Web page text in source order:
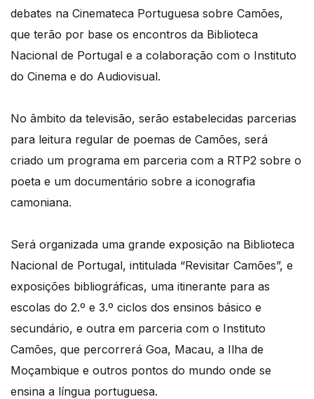
debates na Cinemateca Portuguesa sobre Camões,
que terão por base os encontros da Biblioteca
Nacional de Portugal e a colaboração com o Instituto
do Cinema e do Audiovisual.
No âmbito da televisão, serão estabelecidas parcerias
para leitura regular de poemas de Camões, será
criado um programa em parceria com a RTP2 sobre o
poeta e um documentário sobre a iconografia
camoniana.
Será organizada uma grande exposição na Biblioteca
Nacional de Portugal, intitulada “Revisitar Camões”, e
exposições bibliográficas, uma itinerante para as
escolas do 2.º e 3.º ciclos dos ensinos básico e
secundário, e outra em parceria com o Instituto
Camões, que percorrerá Goa, Macau, a Ilha de
Moçambique e outros pontos do mundo onde se
ensina a língua portuguesa.